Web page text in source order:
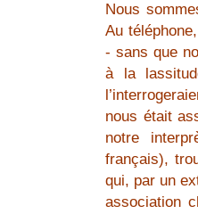
Nous
Au
- sans que
à la
nous était
notre
français),
qui, par un
association